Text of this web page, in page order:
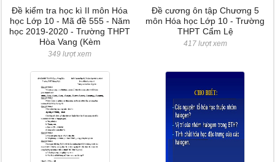
Đề kiểm tra học kì II môn Hóa
học Lớp 10 - Mã đề 555 - Năm
học 2019-2020 - Trường THPT
Hòa Vang (Kèm
349 lượt xem
Đề cương ôn tập Chương 5
môn Hóa học Lớp 10 - Trường
THPT Cẩm Lệ
417 lượt xem